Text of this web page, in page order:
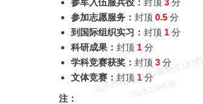
参军入伍服兵役： 封顶 3 分
参加志愿服务： 封顶 0.5 分
到国际组织实习： 封顶 1 分
科研成果： 封顶 1 分
学科竞赛获奖： 封顶 3 分
文体竞赛： 封顶 1分
注：
北
洋
维
基
＆
2
0
2
6
级
新
生
Q
Q
群
1
0
2
8
2
2
6
8
3
8